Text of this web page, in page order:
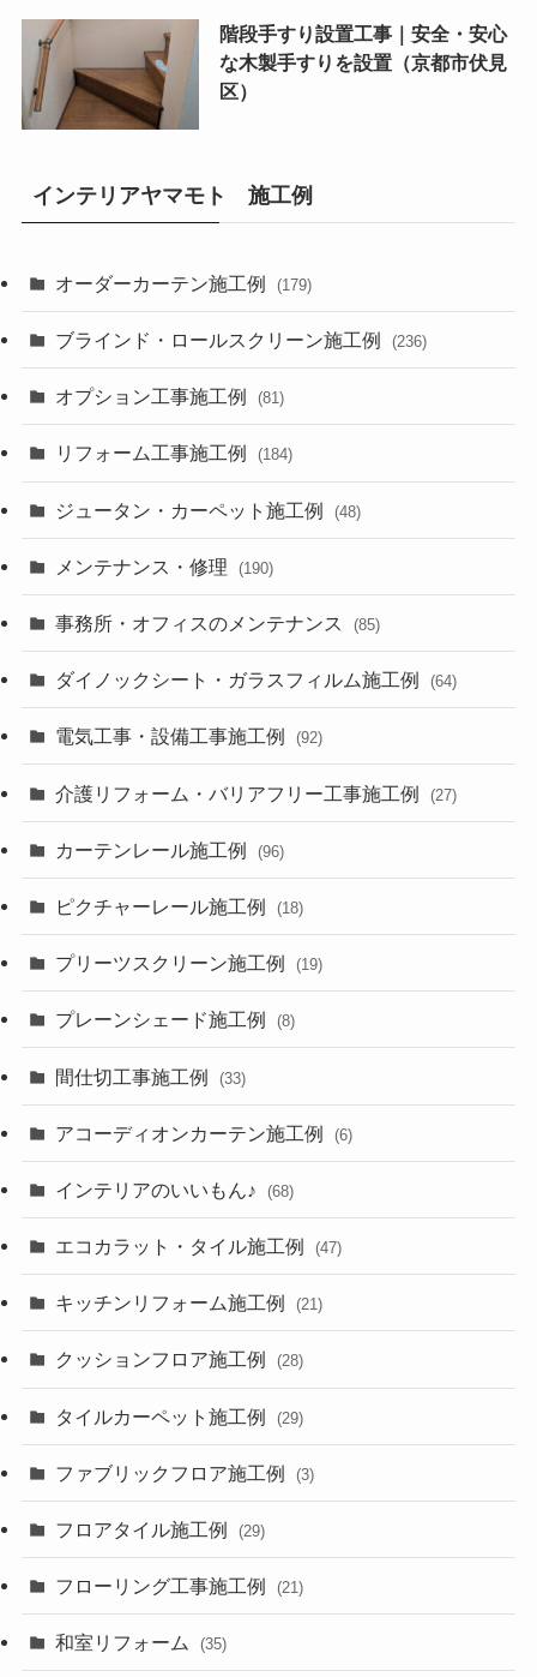
階段手すり設置工事｜安全・安心
な木製手すりを設置（京都市伏見
区）
インテリアヤマモト 施工例
オーダーカーテン施工例 (179)
ブラインド・ロールスクリーン施工例 (236)
オプション工事施工例 (81)
リフォーム工事施工例 (184)
ジュータン・カーペット施工例 (48)
メンテナンス・修理 (190)
事務所・オフィスのメンテナンス (85)
ダイノックシート・ガラスフィルム施工例 (64)
電気工事・設備工事施工例 (92)
介護リフォーム・バリアフリー工事施工例 (27)
カーテンレール施工例 (96)
ピクチャーレール施工例 (18)
プリーツスクリーン施工例 (19)
プレーンシェード施工例 (8)
間仕切工事施工例 (33)
アコーディオンカーテン施工例 (6)
インテリアのいいもん♪ (68)
エコカラット・タイル施工例 (47)
キッチンリフォーム施工例 (21)
クッションフロア施工例 (28)
タイルカーペット施工例 (29)
ファブリックフロア施工例 (3)
フロアタイル施工例 (29)
フローリング工事施工例 (21)
和室リフォーム (35)